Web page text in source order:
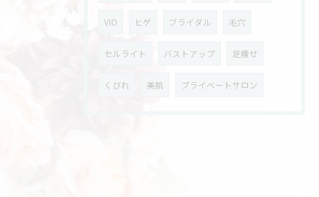
VIO ヒゲ ブライダル 毛穴
セルライト バストアップ 足痩せ
くびれ 美肌 プライベートサロン